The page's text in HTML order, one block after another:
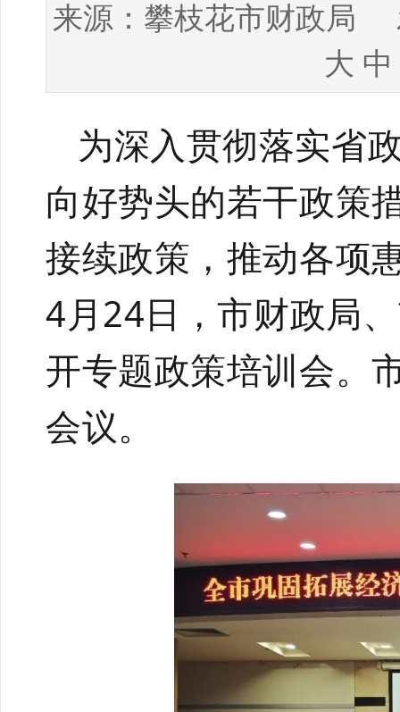
来源： 攀枝花市财政局
大 中
为深入贯彻落实省
向好势头的若干政策
接续政策，推动各项
4月 24日，市财政局
开专题政策培训会。
会议。